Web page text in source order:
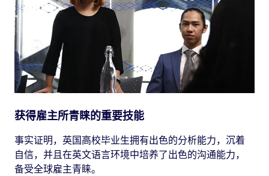
获得雇主所青睐的重要技能
事实证明，英国高校毕业生拥有出色的分析能力，沉着
自信，并且在英文语言环境中培养了出色的沟通能力，
备受全球雇主青睐。